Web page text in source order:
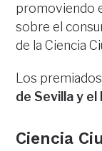
promoviendo
sobre el
de la Ciencia
Los
de Sevilla y el
Ciencia